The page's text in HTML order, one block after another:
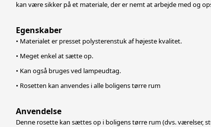
kan være sikker på et materiale, der er nemt at arbejde med og
Egenskaber
• Materialet er presset polysterenstuk af højeste kvalitet.
• Meget enkel at sætte op.
• Kan også bruges ved lampeudtag.
• Rosetten kan anvendes i alle boligens tørre rum
Anvendelse
Denne rosette kan sættes op i boligens tørre rum (dvs. værelser,